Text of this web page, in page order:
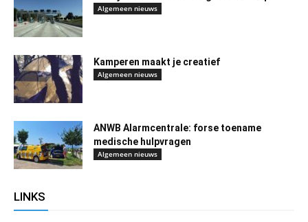
Algemeen nieuws
Kamperen maakt je creatief
Algemeen nieuws
ANWB Alarmcentrale: forse toename
medische hulpvragen
Algemeen nieuws
LINKS